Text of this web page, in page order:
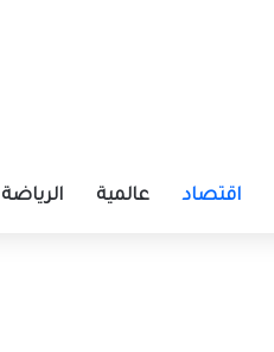
اقتصاد عالمية الرياضة